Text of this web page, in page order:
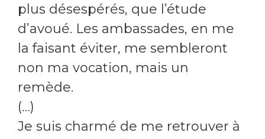
plus désespérés, que l’étude
d’avoué. Les ambassades, en me
la faisant éviter, me sembleront
non ma vocation, mais un
remède.
(…)
Je suis charmé de me retrouver à